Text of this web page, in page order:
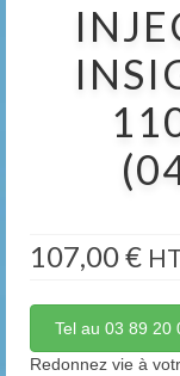
107,00€ HT
Tel au 03 89 20
Redonnez vie à